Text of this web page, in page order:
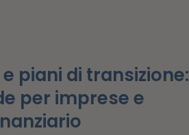
e piani di transizione:
per imprese e